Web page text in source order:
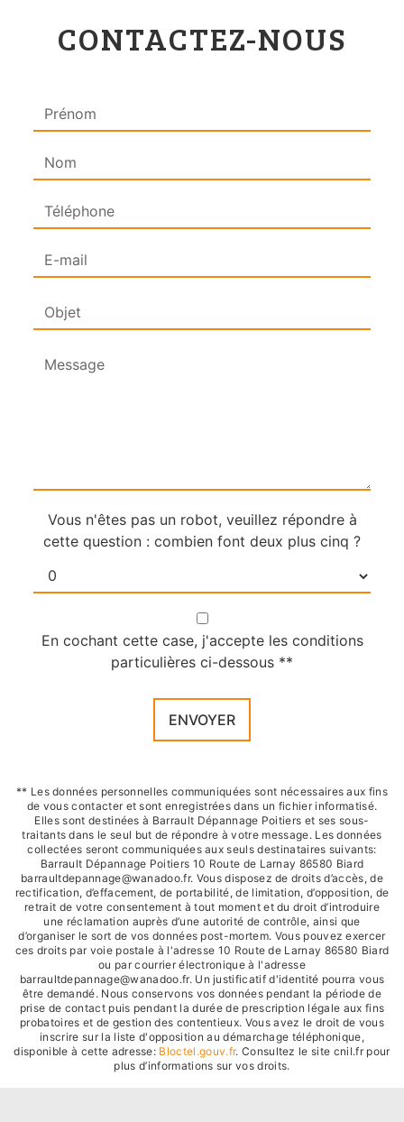
CONTACTEZ-NOUS
Vous n'êtes pas un robot, veuillez répondre à
cette question : combien font deux plus cinq ?
En cochant cette case, j'accepte les conditions
particulières ci-dessous **
ENVOYER
** Les données personnelles communiquées sont nécessaires aux fins
de vous contacter et sont enregistrées dans un fichier informatisé.
Elles sont destinées à Barrault Dépannage Poitiers et ses sous-
traitants dans le seul but de répondre à votre message. Les données
collectées seront communiquées aux seuls destinataires suivants:
Barrault Dépannage Poitiers 10 Route de Larnay 86580 Biard
barraultdepannage@wanadoo.fr. Vous disposez de droits d’accès, de
rectification, d’effacement, de portabilité, de limitation, d’opposition, de
retrait de votre consentement à tout moment et du droit d’introduire
une réclamation auprès d’une autorité de contrôle, ainsi que
d’organiser le sort de vos données post-mortem. Vous pouvez exercer
ces droits par voie postale à l'adresse 10 Route de Larnay 86580 Biard
ou par courrier électronique à l'adresse
barraultdepannage@wanadoo.fr. Un justificatif d'identité pourra vous
être demandé. Nous conservons vos données pendant la période de
prise de contact puis pendant la durée de prescription légale aux fins
probatoires et de gestion des contentieux. Vous avez le droit de vous
inscrire sur la liste d'opposition au démarchage téléphonique,
disponible à cette adresse: Bloctel.gouv.fr. Consultez le site cnil.fr pour
plus d’informations sur vos droits.